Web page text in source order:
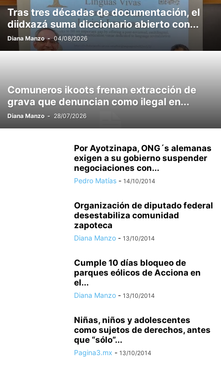
Tras tres décadas de documentación, el
diidxazá suma diccionario abierto con...
Diana Manzo - 04/08/2026
Comuneros ikoots frenan extracción de
grava que denuncian como ilegal en...
Diana Manzo - 28/07/2026
Por Ayotzinapa, ONG´s alemanas
exigen a su gobierno suspender
negociaciones con...
Pedro Matías - 14/10/2014
Organización de diputado federal
desestabiliza comunidad
zapoteca
Diana Manzo - 13/10/2014
Cumple 10 días bloqueo de
parques eólicos de Acciona en
el...
Diana Manzo - 13/10/2014
Niñas, niños y adolescentes
como sujetos de derechos, antes
que “sólo”...
Pagina3.mx - 13/10/2014